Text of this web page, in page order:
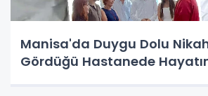
Manisa'da Duygu Dolu
Gördüğü Hastanede